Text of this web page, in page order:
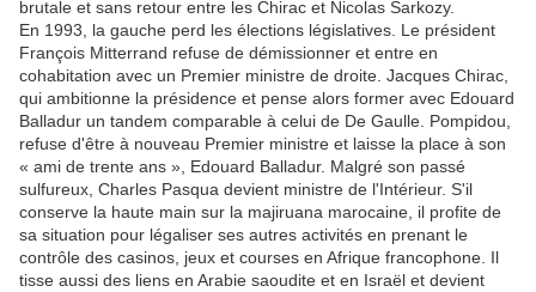
brutale et sans retour entre les Chirac et Nicolas Sarkozy.
En 1993, la gauche perd les élections législatives. Le président
François Mitterrand refuse de démissionner et entre en
cohabitation avec un Premier ministre de droite. Jacques Chirac,
qui ambitionne la présidence et pense alors former avec Edouard
Balladur un tandem comparable à celui de De Gaulle. Pompidou,
refuse d'être à nouveau Premier ministre et laisse la place à son
« ami de trente ans », Edouard Balladur. Malgré son passé
sulfureux, Charles Pasqua devient ministre de l'Intérieur. S'il
conserve la haute main sur la majiruana marocaine, il profite de
sa situation pour légaliser ses autres activités en prenant le
contrôle des casinos, jeux et courses en Afrique francophone. Il
tisse aussi des liens en Arabie saoudite et en Israël et devient